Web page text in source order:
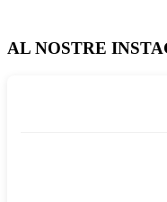
AL NOSTRE